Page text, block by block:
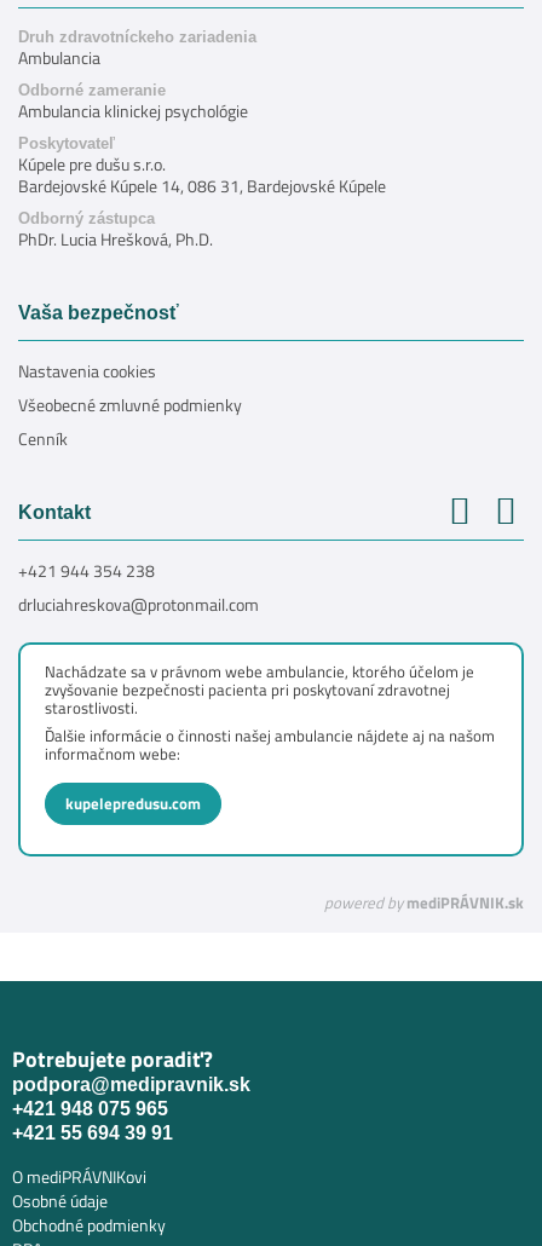
Druh zdravotníckeho zariadenia
Ambulancia
Odborné zameranie
Ambulancia klinickej psychológie
Poskytovateľ
Kúpele pre dušu s.r.o.
Bardejovské Kúpele 14, 086 31, Bardejovské Kúpele
Odborný zástupca
PhDr. Lucia Hrešková, Ph.D.
Vaša bezpečnosť
Nastavenia cookies
Všeobecné zmluvné podmienky
Cenník
Kontakt
+421 944 354 238
drluciahreskova@protonmail.com
Nachádzate sa v právnom webe ambulancie, ktorého účelom je
zvyšovanie bezpečnosti pacienta pri poskytovaní zdravotnej
starostlivosti.
Ďalšie informácie o činnosti našej ambulancie nájdete aj na našom
informačnom webe:
kupelepredusu.com
powered by mediPRÁVNIK.sk
Potrebujete poradiť?
podpora@medipravnik.sk
+421 948 075 965
+421 55 694 39 91
O mediPRÁVNIKovi
Osobné údaje
Obchodné podmienky